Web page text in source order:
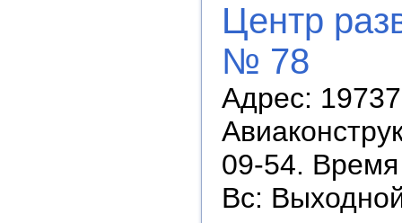
Центр
№ 78
Адрес:
09-54.
Вс: